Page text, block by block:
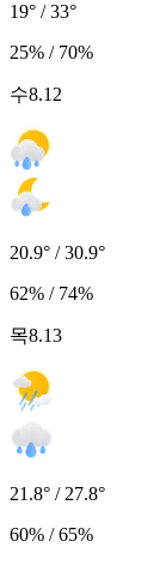
19° / 33°
25% / 70%
수8.12
20.9° / 30.9°
62% / 74%
목8.13
21.8° / 27.8°
60% / 65%